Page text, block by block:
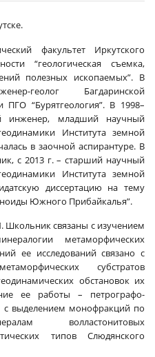
факультет Иркутского
“геологическая съемка,
полезных ископаемых”. В
геолог Багдаринской
ПГО “Бурятгеология”. В 1998–
инженер, младший научный
Института земной
в заочной аспирантуре. В
с 2013 г. – старший научный
Института земной
диссертацию на тему
Южного Прибайкалья”.
связаны с изучением
метаморфических
ее исследований связано с
субстратов
обстановок их
ее работы – петрографо-
с выделением монофракций по
волластонитовых
типов Слюдянского